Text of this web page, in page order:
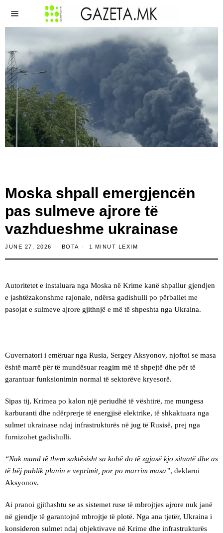
Moska shpall emergjencën
pas sulmeve ajrore të
vazhdueshme ukrainase
JUNE 27, 2026 BOTA 1 MINUT LEXIM
Autoritetet e instaluara nga Moska në Krime kanë shpallur gjendjen
e jashtëzakonshme rajonale, ndërsa gadishulli po përballet me
pasojat e sulmeve ajrore gjithnjë e më të shpeshta nga Ukraina.
Guvernatori i emëruar nga Rusia, Sergey Aksyonov, njoftoi se masa
është marrë për të mundësuar reagim më të shpejtë dhe për të
garantuar funksionimin normal të sektorëve kryesorë.
Sipas tij, Krimea po kalon një periudhë të vështirë, me mungesa
karburanti dhe ndërprerje të energjisë elektrike, të shkaktuara nga
sulmet ukrainase ndaj infrastrukturës në jug të Rusisë, prej nga
furnizohet gadishulli.
“Nuk mund të them saktësisht sa kohë do të zgjasë kjo situatë dhe as
të bëj publik planin e veprimit, por po marrim masa”, deklaroi
Aksyonov.
Ai pranoi gjithashtu se as sistemet ruse të mbrojtjes ajrore nuk janë
në gjendje të garantojnë mbrojtje të plotë. Nga ana tjetër, Ukraina i
konsideron sulmet ndaj objektivave në Krime dhe infrastrukturës